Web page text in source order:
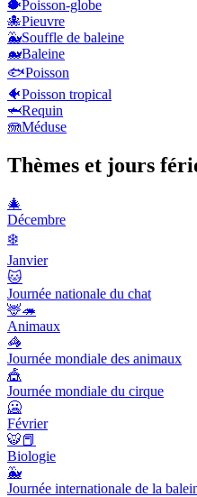
🐡Poisson-globe
🐙Pieuvre
🐳Souffle de baleine
🐋Baleine
🐟Poisson
🐠Poisson tropical
🦈Requin
🪼Méduse
Thèmes et jours
🎄
Décembre
❄️
Janvier
🐱
Journée nationale du chat
🦌🦔
Animaux
🦓
Journée mondiale des animaux
🎪
Journée mondiale du cirque
🥶
Février
🐯📕
Biologie
🐳
Journée internationale de la